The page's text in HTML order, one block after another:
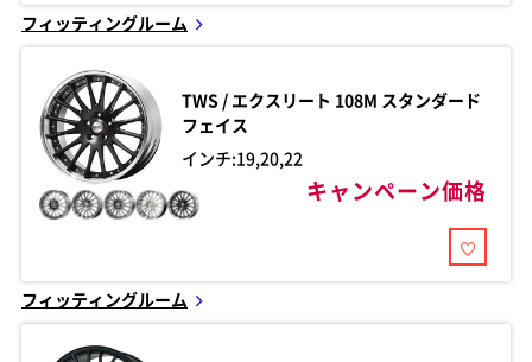
フィッティングルーム
TWS / エクスリート 108M スタンダード
フェイス
インチ:19,20,22
キャンペーン価格
フィッティングルーム